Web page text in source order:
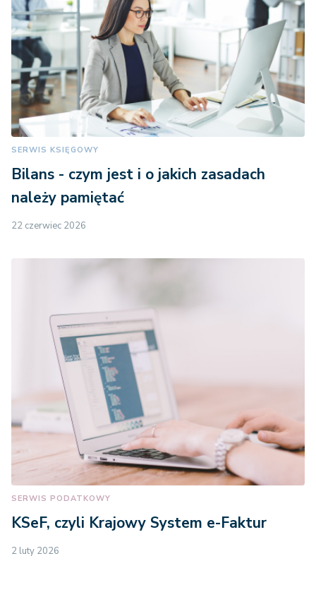
SERWIS KSIĘGOWY
Bilans - czym jest i o jakich zasadach
należy pamiętać
22 czerwiec 2026
SERWIS PODATKOWY
KSeF, czyli Krajowy System e-Faktur
2 luty 2026